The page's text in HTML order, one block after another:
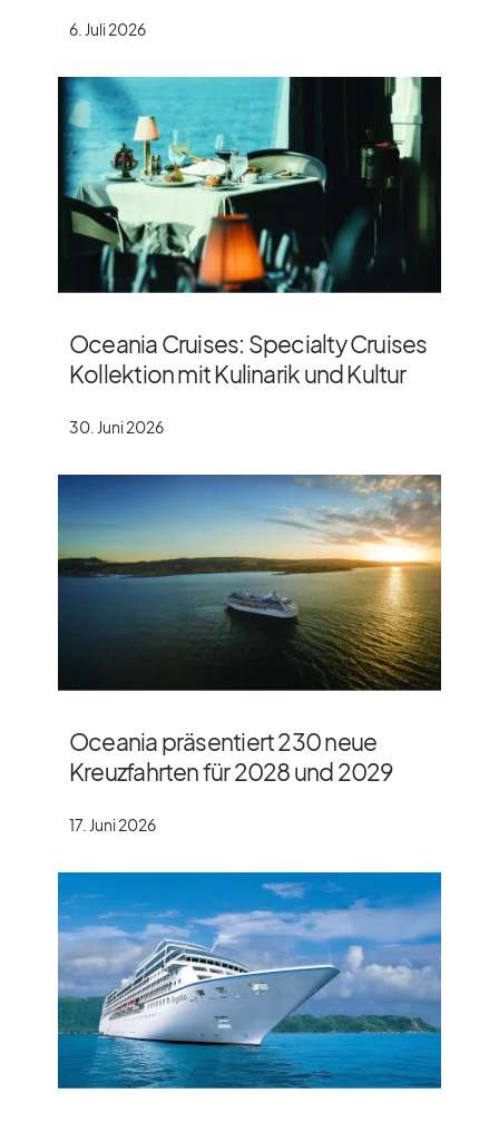
6. Juli 2026
Oceania Cruises: Specialty Cruises
Kollektion mit Kulinarik und Kultur
30. Juni 2026
Oceania präsentiert 230 neue
Kreuzfahrten für 2028 und 2029
17. Juni 2026